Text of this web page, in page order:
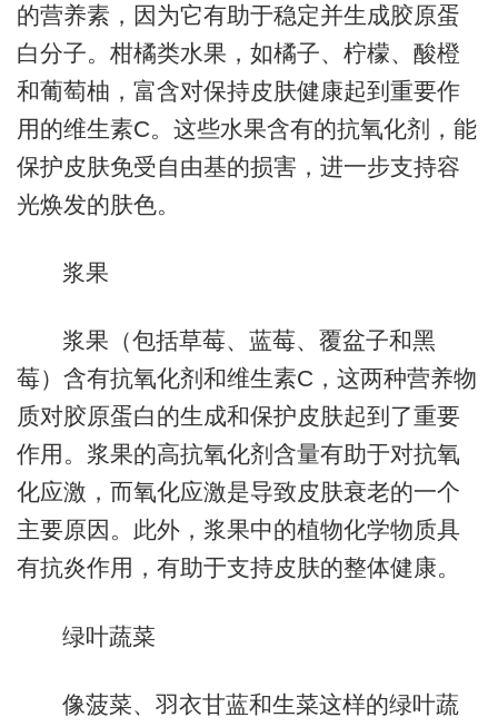
的营养素，因为它有助于稳定并生成胶原蛋
白分子。柑橘类水果，如橘子、柠檬、酸橙
和葡萄柚，富含对保持皮肤健康起到重要作
用的维生素C。这些水果含有的抗氧化剂，能
保护皮肤免受自由基的损害，进一步支持容
光焕发的肤色。
浆果
浆果（包括草莓、蓝莓、覆盆子和黑
莓）含有抗氧化剂和维生素C，这两种营养物
质对胶原蛋白的生成和保护皮肤起到了重要
作用。浆果的高抗氧化剂含量有助于对抗氧
化应激，而氧化应激是导致皮肤衰老的一个
主要原因。此外，浆果中的植物化学物质具
有抗炎作用，有助于支持皮肤的整体健康。
绿叶蔬菜
像菠菜、羽衣甘蓝和生菜这样的绿叶蔬